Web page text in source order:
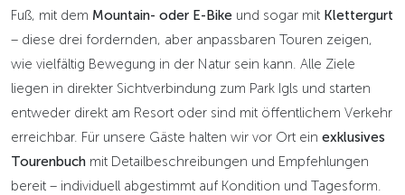
Fuß, mit dem Mountain- oder E-Bike und sogar mit Klettergurt
– diese drei fordernden, aber anpassbaren Touren zeigen,
wie vielfältig Bewegung in der Natur sein kann. Alle Ziele
liegen in direkter Sichtverbindung zum Park Igls und starten
entweder direkt am Resort oder sind mit öffentlichem Verkehr
erreichbar. Für unsere Gäste halten wir vor Ort ein exklusives
Tourenbuch mit Detailbeschreibungen und Empfehlungen
bereit – individuell abgestimmt auf Kondition und Tagesform.